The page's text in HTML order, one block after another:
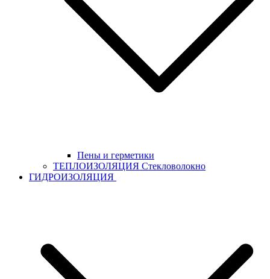
Пены и герметики
ТЕПЛОИЗОЛЯЦИЯ Стекловолокно
ГИДРОИЗОЛЯЦИЯ